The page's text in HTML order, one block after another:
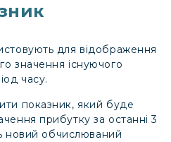
для відображення
значення існуючого
часу.
показник, який буде
прибутку за останні 3
новий обчислюваний